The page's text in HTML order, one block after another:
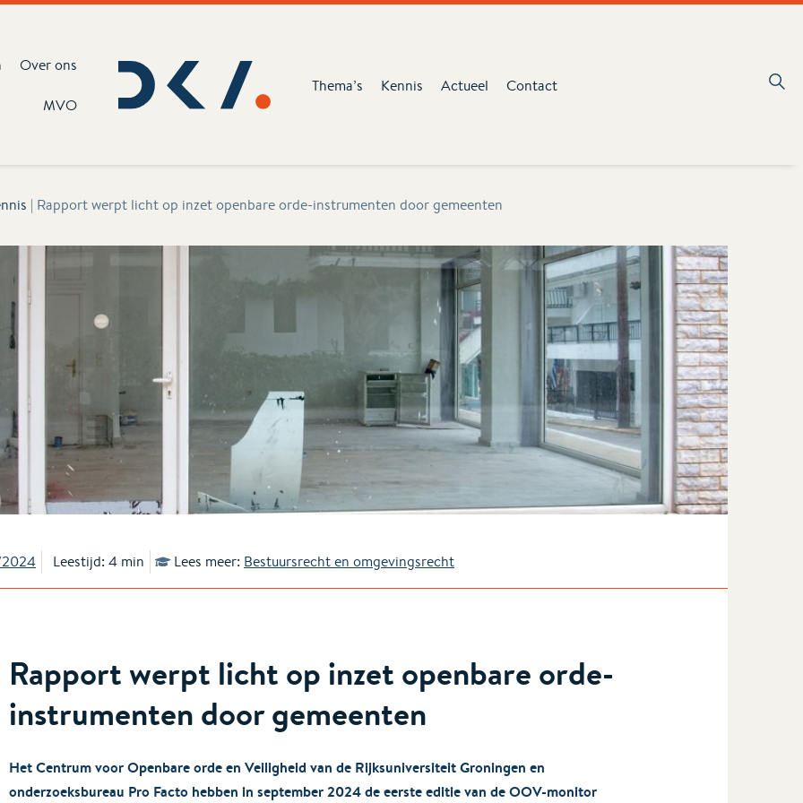
Over ons
MVO
Thema’s Kennis Actueel Contact
| Rapport werpt licht op inzet openbare orde-instrumenten door gemeenten
2024 Leestijd: 4 min Lees meer: Bestuursrecht en omgevingsrecht
Rapport werpt licht op inzet openbare orde-
instrumenten door gemeenten
Het Centrum voor Openbare orde en Veiligheid van de Rijksuniversiteit Groningen en
onderzoeksbureau Pro Facto hebben in september 2024 de eerste editie van de OOV-monitor